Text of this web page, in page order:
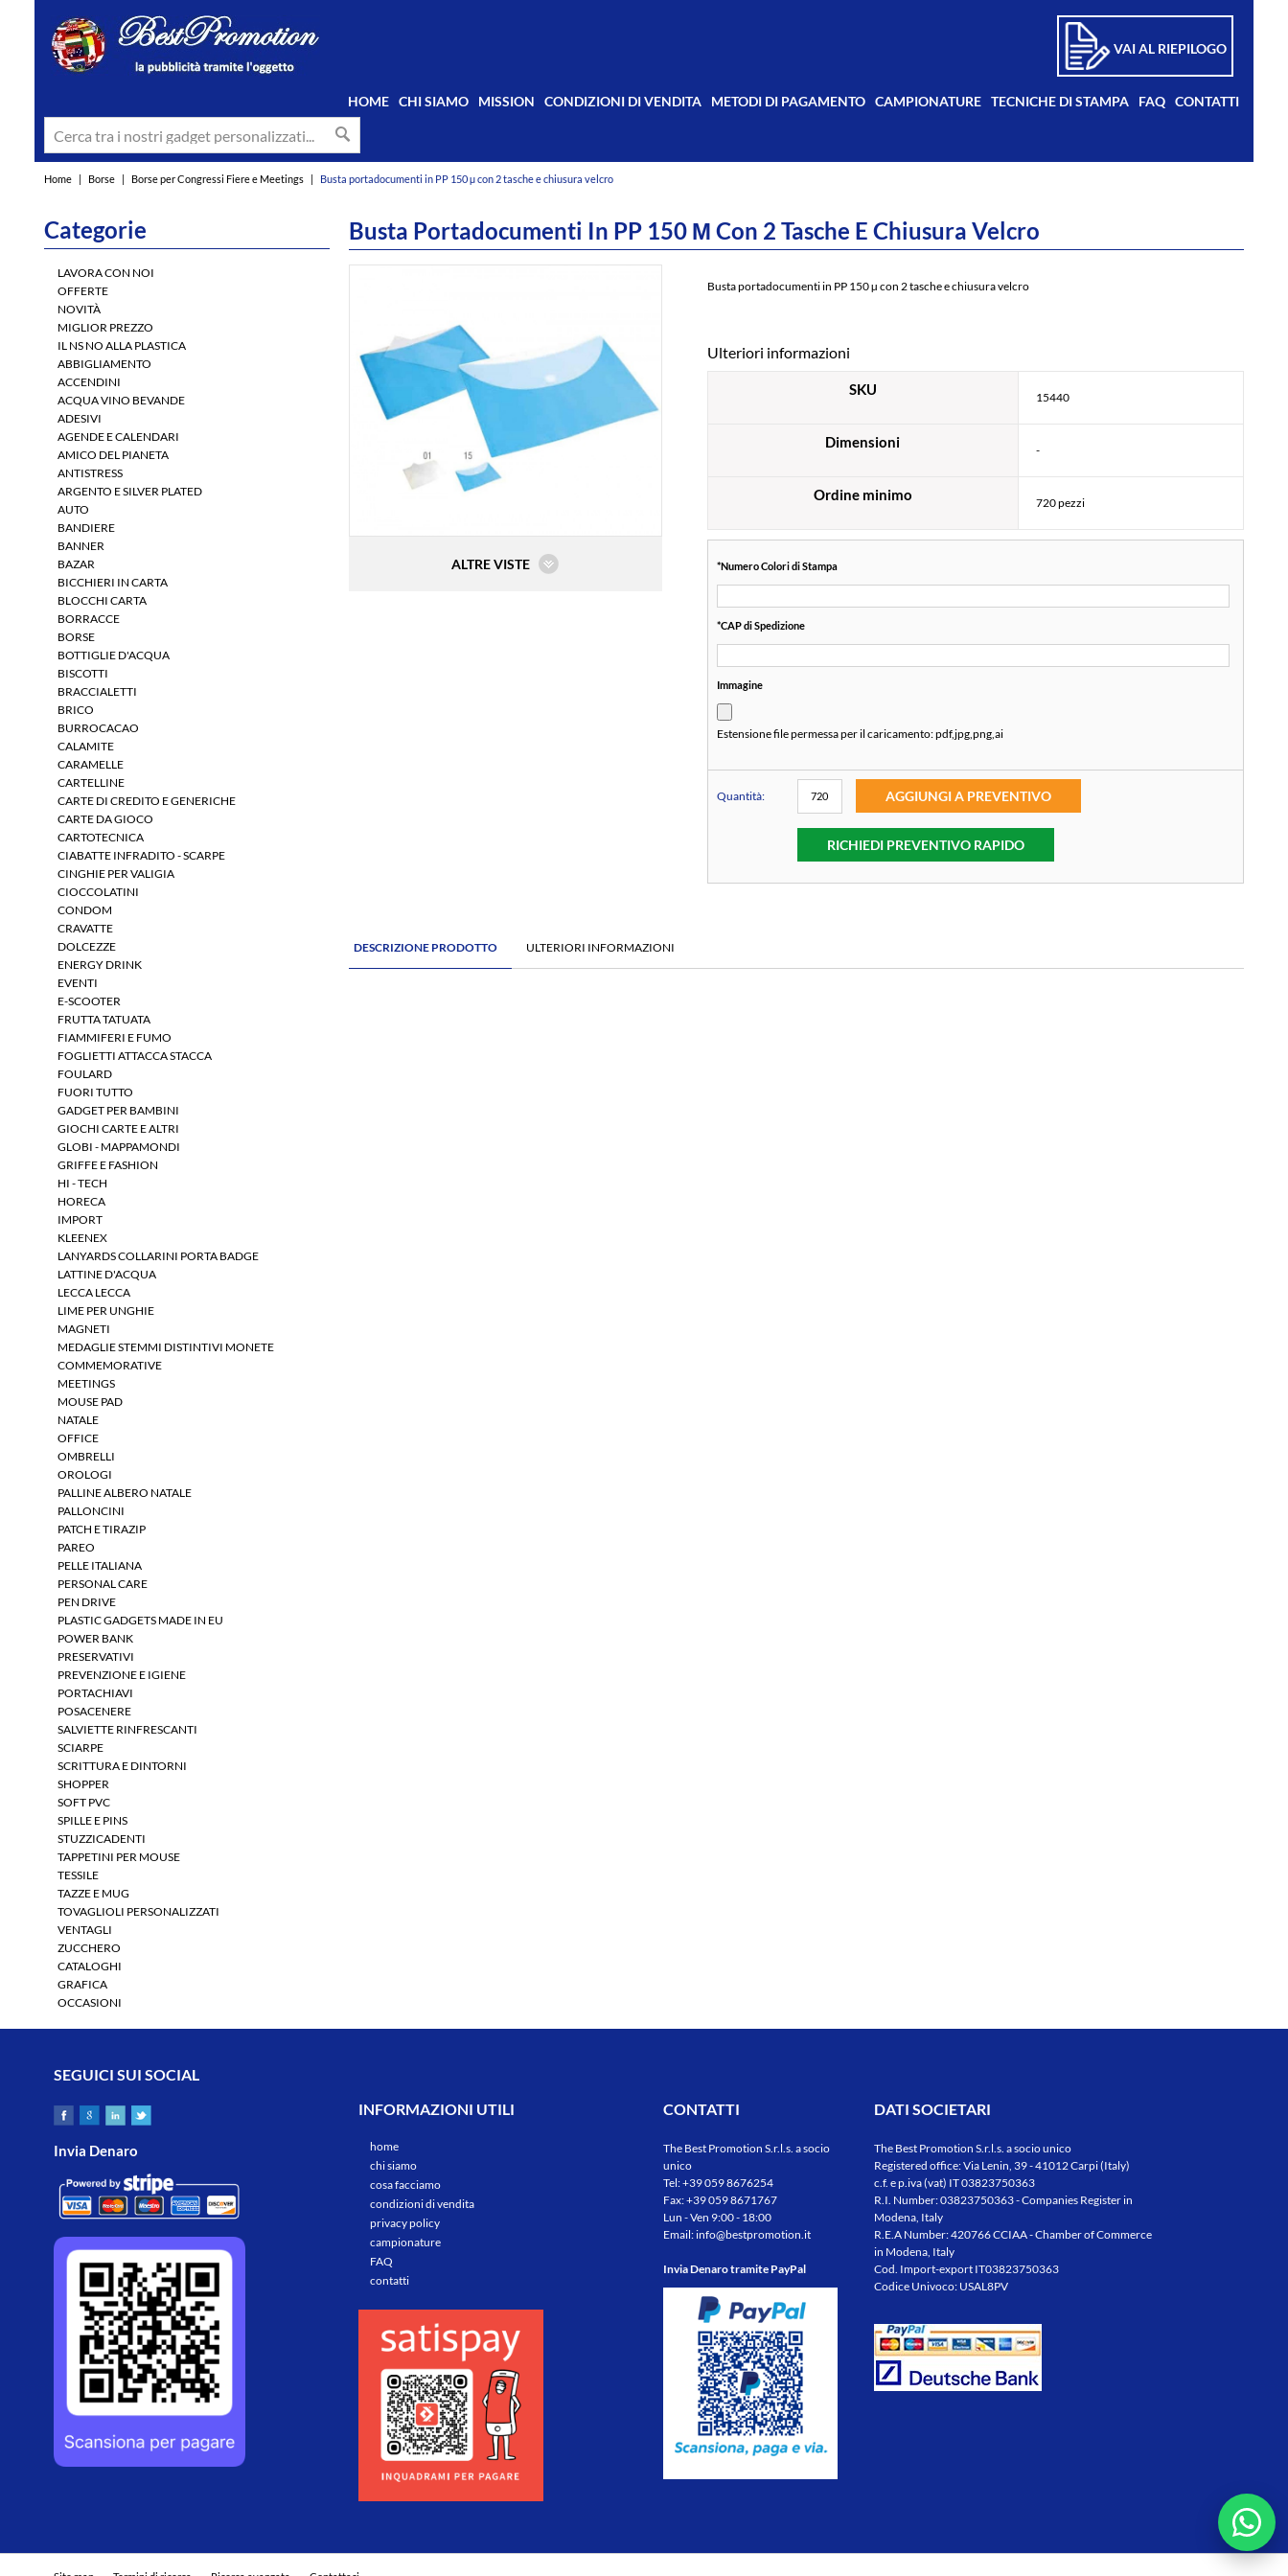
VAI AL RIEPILOGO
HOME CHI SIAMO MISSION CONDIZIONI DI VENDITA METODI DI PAGAMENTO CAMPIONATURE TECNICHE DI STAMPA FAQ CONTATTI
Home | Borse | Borse per Congressi Fiere e Meetings | Busta portadocumenti in PP 150 µ con 2 tasche e chiusura velcro
Busta Portadocumenti In PP 150 Μ Con 2 Tasche E Chiusura Velcro
ALTRE VISTE
Busta portadocumenti in PP 150 µ con 2 tasche e chiusura velcro
Ulteriori informazioni
SKU 15440
Dimensioni -
Ordine minimo 720 pezzi
*Numero Colori di Stampa
*CAP di Spedizione
Immagine
Estensione file permessa per il caricamento:pdf,jpg,png,ai
Quantità: AGGIUNGI A PREVENTIVO
RICHIEDI PREVENTIVO RAPIDO
DESCRIZIONE PRODOTTO ULTERIORI INFORMAZIONI
Categorie
LAVORA CON NOI
OFFERTE
NOVITÀ
MIGLIOR PREZZO
IL NS NO ALLA PLASTICA
ABBIGLIAMENTO
ACCENDINI
ACQUA VINO BEVANDE
ADESIVI
AGENDE E CALENDARI
AMICO DEL PIANETA
ANTISTRESS
ARGENTO E SILVER PLATED
AUTO
BANDIERE
BANNER
BAZAR
BICCHIERI IN CARTA
BLOCCHI CARTA
BORRACCE
BORSE
BOTTIGLIE D'ACQUA
BISCOTTI
BRACCIALETTI
BRICO
BURROCACAO
CALAMITE
CARAMELLE
CARTELLINE
CARTE DI CREDITO E GENERICHE
CARTE DA GIOCO
CARTOTECNICA
CIABATTE INFRADITO - SCARPE
CINGHIE PER VALIGIA
CIOCCOLATINI
CONDOM
CRAVATTE
DOLCEZZE
ENERGY DRINK
EVENTI
E-SCOOTER
FRUTTA TATUATA
FIAMMIFERI E FUMO
FOGLIETTI ATTACCA STACCA
FOULARD
FUORI TUTTO
GADGET PER BAMBINI
GIOCHI CARTE E ALTRI
GLOBI - MAPPAMONDI
GRIFFE E FASHION
HI - TECH
HORECA
IMPORT
KLEENEX
LANYARDS COLLARINI PORTA BADGE
LATTINE D'ACQUA
LECCA LECCA
LIME PER UNGHIE
MAGNETI
MEDAGLIE STEMMI DISTINTIVI MONETE
COMMEMORATIVE
MEETINGS
MOUSE PAD
NATALE
OFFICE
OMBRELLI
OROLOGI
PALLINE ALBERO NATALE
PALLONCINI
PATCH E TIRAZIP
PAREO
PELLE ITALIANA
PERSONAL CARE
PEN DRIVE
PLASTIC GADGETS MADE IN EU
POWER BANK
PRESERVATIVI
PREVENZIONE E IGIENE
PORTACHIAVI
POSACENERE
SALVIETTE RINFRESCANTI
SCIARPE
SCRITTURA E DINTORNI
SHOPPER
SOFT PVC
SPILLE E PINS
STUZZICADENTI
TAPPETINI PER MOUSE
TESSILE
TAZZE E MUG
TOVAGLIOLI PERSONALIZZATI
VENTAGLI
ZUCCHERO
CATALOGHI
GRAFICA
OCCASIONI
SEGUICI SUI SOCIAL
Invia Denaro
INFORMAZIONI UTILI
home
chi siamo
cosa facciamo
condizioni di vendita
privacy policy
campionature
FAQ
contatti
CONTATTI
The Best Promotion S.r.l.s. a socio
unico
Tel:+39 059 8676254
Fax: +39 059 8671767
Lun - Ven 9:00 - 18:00
Email:info@bestpromotion.it
Invia Denaro tramite PayPal
DATI SOCIETARI
The Best Promotion S.r.l.s. a socio unico
Registered office: Via Lenin, 39 - 41012 Carpi (Italy)
c.f. e p.iva (vat) IT 03823750363
R.I. Number: 03823750363 - Companies Register in
Modena, Italy
R.E.A Number: 420766 CCIAA - Chamber of Commerce
in Modena, Italy
Cod. Import-export IT03823750363
Codice Univoco: USAL8PV